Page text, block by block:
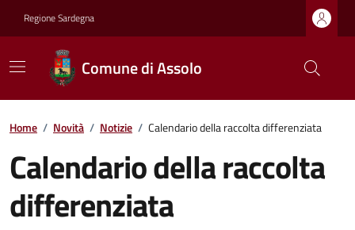
Regione Sardegna
Comune di Assolo
Home / Novità / Notizie / Calendario della raccolta differenziata
Calendario della raccolta
differenziata